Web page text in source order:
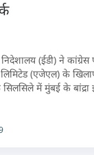
(ईडी) ने कांग्रेस
(एजेएल) के
में मुंबई के